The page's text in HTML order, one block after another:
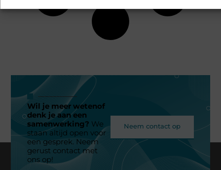
Wil je meer wetenof
denk je aan een
samenwerking? We
staan altijd open voor
een gesprek. Neem
gerust contact met
ons op!
Neem contact op